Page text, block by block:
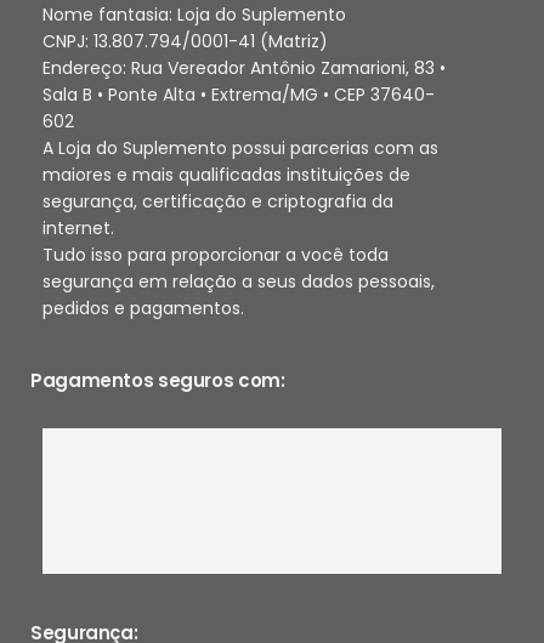
Nome fantasia: Loja do Suplemento
CNPJ: 13.807.794/0001-41 (Matriz)
Endereço: Rua Vereador Antônio Zamarioni, 83 •
Sala B • Ponte Alta • Extrema/MG • CEP 37640-
602
A Loja do Suplemento possui parcerias com as
maiores e mais qualificadas instituições de
segurança, certificação e criptografia da
internet.
Tudo isso para proporcionar a você toda
segurança em relação a seus dados pessoais,
pedidos e pagamentos.
Pagamentos seguros com:
Segurança: